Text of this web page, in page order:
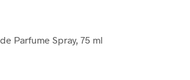
Parfume Spray, 75 ml